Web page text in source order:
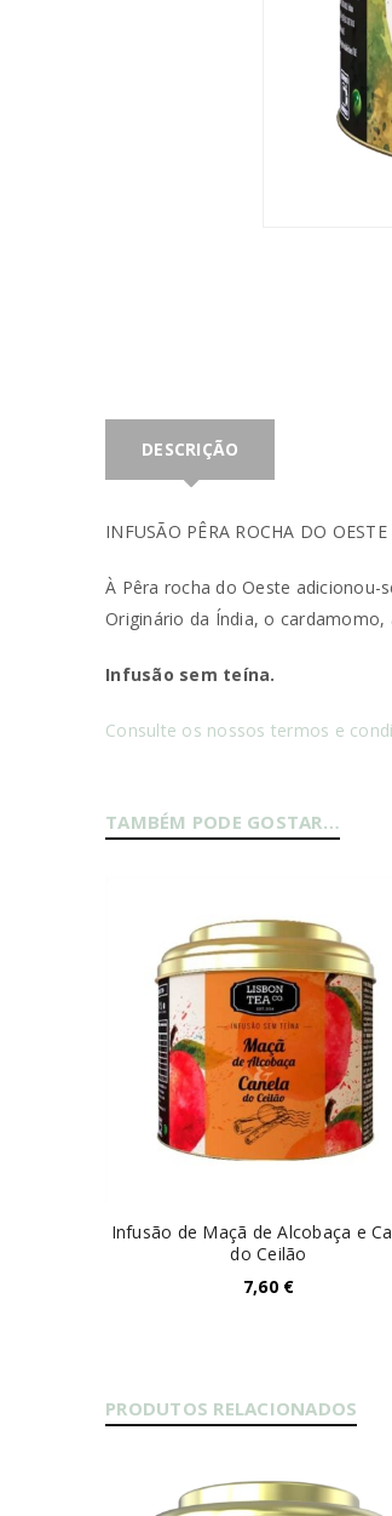
INICIAR
PERDEU A SUA
DESCRIÇÃO
INFUSÃO PÊRA ROCHA DO
À Pêra rocha do Oeste
Originário da Índia, o
Infusão sem teína.
Consulte os nossos termos e
TAMBÉM PODE GOSTAR…
Infusão de Maçã de Alcobaça e
do Ceilão
7,60 €
PRODUTOS RELACIONADOS